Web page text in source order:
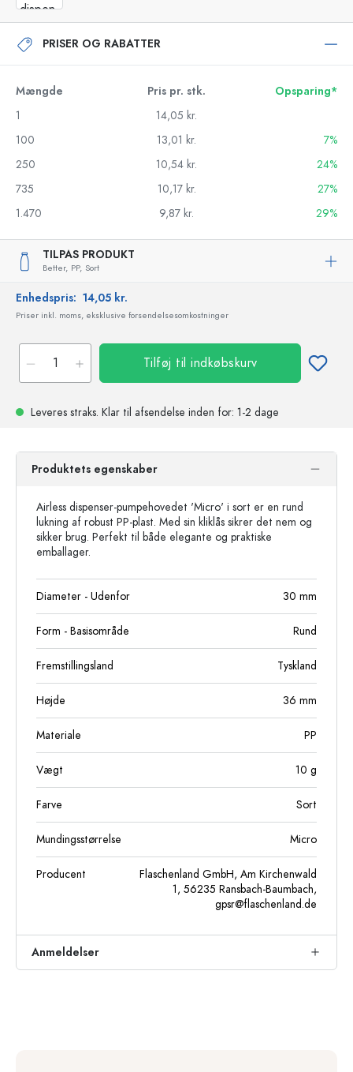
PRISER OG RABATTER
Mængde Pris pr. stk.
Opsparing*
1
14,05 kr.
100
13,01 kr.
7%
250
10,54 kr.
24%
735
10,17 kr.
27%
1.470
9,87 kr. 29%
TILPAS PRODUKT
Better, PP, Sort
Enhedspris: 14,05 kr.
Priser inkl. moms, eksklusive forsendelsesomkostninger
Tilføj til indkøbskurv
Leveres straks. Klar til afsendelse inden for: 1-2 dage
Produktets egenskaber
Airless dispenser-pumpehovedet 'Micro' i sort er en rund
lukning af robust PP-plast. Med sin kliklås sikrer det nem og
sikker brug. Perfekt til både elegante og praktiske
emballager.
Diameter - Udenfor 30 mm
Form - Basisområde Rund
Fremstillingsland Tyskland
Højde 36 mm
Materiale PP
Vægt 10 g
Farve Sort
Mundingsstørrelse Micro
Producent
Flaschenland GmbH, Am Kirchenwald
1, 56235 Ransbach-Baumbach,
gpsr@flaschenland.de
Anmeldelser